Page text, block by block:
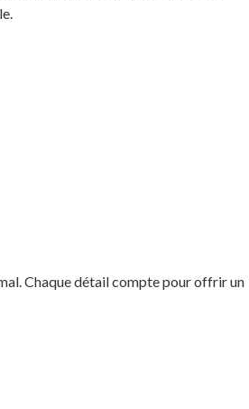
Chaque détail compte pour offrir un